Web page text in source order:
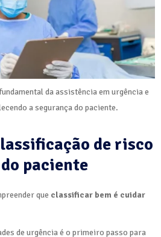
da assistência em urgência e
a segurança do paciente.
de risco
paciente
que classificar bem é cuidar
de urgência é o primeiro passo para